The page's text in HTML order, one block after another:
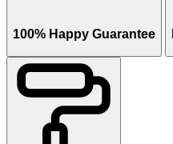
100% Happy Guarantee